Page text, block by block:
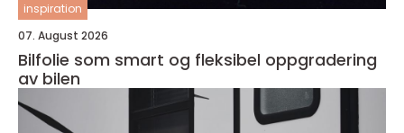
inspiration
07. August 2026
Bilfolie som smart og fleksibel oppgradering
av bilen